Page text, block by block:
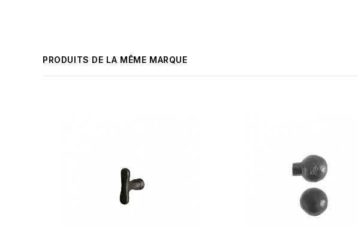
PRODUITS DE LA MÊME MARQUE